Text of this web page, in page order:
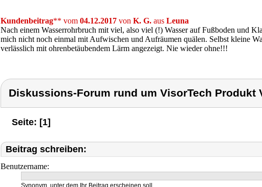
Kundenbeitrag** vom 04.12.2017 von K. G. aus Leuna
Nach einem Wasserrohrbruch mit viel, also viel (!) Wasser auf Fußboden und
mich nicht noch einmal mit Aufwischen und Aufräumen quälen. Selbst kleine
verlässlich mit ohrenbetäubendem Lärm angezeigt. Nie wieder ohne!!!
Diskussions-Forum rund um VisorTech Produkt
Seite: [1]
Beitrag schreiben:
Benutzername:
Synonym, unter dem Ihr Beitrag erscheinen soll